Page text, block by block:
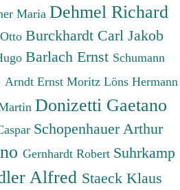
Maria Dehmel Richard
Burckhardt Carl Jakob
Barlach Ernst Schumann
Arndt Ernst Moritz Löns Hermann
Donizetti Gaetano
Schopenhauer Arthur
Gernhardt Robert Suhrkamp
Alfred Staeck Klaus